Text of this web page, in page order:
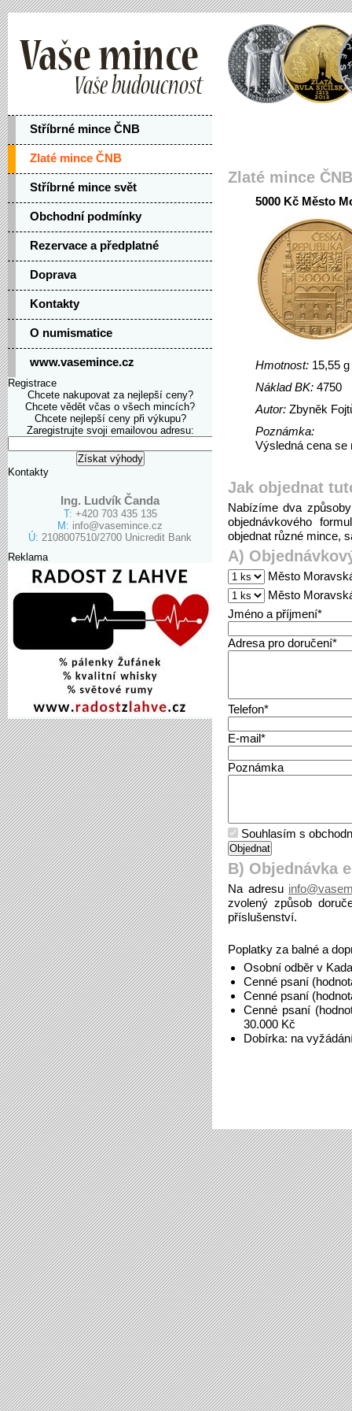
Stříbrné mince ČNB
Zlaté mince ČNB
Stříbrné mince svět
Obchodní podmínky
Rezervace a předplatné
Doprava
Kontakty
O numismatice
www.vasemince.cz
Registrace
Chcete nakupovat za nejlepší ceny?
Chcete vědět včas o všech mincích?
Chcete nejlepší ceny při výkupu?
Zaregistrujte svoji emailovou adresu:
Kontakty
Ing. Ludvík Čanda
T: +420 703 435 135
M: info@vasemince.cz
Ú: 2108007510/2700 Unicredit Bank
Reklama
Zlaté mince ČNB
5000 Kč Město
Hmotnost: 15,55 g
Náklad BK: 4750
Autor: Zbyněk
Poznámka:
Výsledná cena se
Jak objednat
Nabízíme dva
objednávkového
objednat různé mince,
A)
Město
Město
Jméno a příjmení*
Adresa pro doručení*
Telefon*
E-mail*
Poznámka
Souhlasím s
B) Objednávka
Na adresu
zvolený způsob
příslušenství.
Poplatky za balné a
Osobní odběr v
Cenné psaní
Cenné psaní
Cenné psaní
30.000 Kč
Dobírka: na